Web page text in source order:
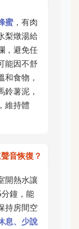
蜜，有肉
梨燉湯給
，避免任
能因不舒
食物，
薯泥，
維持體
音恢復？
開熱水讓
鐘，能
持房間空
息、少說